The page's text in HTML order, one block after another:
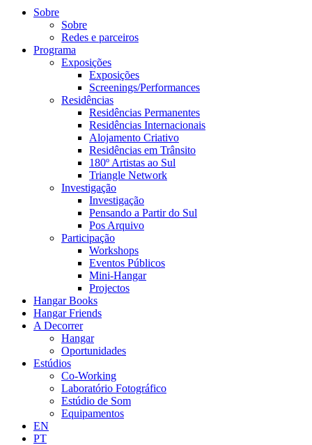
Sobre
Sobre
Redes e parceiros
Programa
Exposições
Exposições
Screenings/Performances
Residências
Residências Permanentes
Residências Internacionais
Alojamento Criativo
Residências em Trânsito
180º Artistas ao Sul
Triangle Network
Investigação
Investigação
Pensando a Partir do Sul
Pos Arquivo
Participação
Workshops
Eventos Públicos
Mini-Hangar
Projectos
Hangar Books
Hangar Friends
A Decorrer
Hangar
Oportunidades
Estúdios
Co-Working
Laboratório Fotográfico
Estúdio de Som
Equipamentos
EN
PT